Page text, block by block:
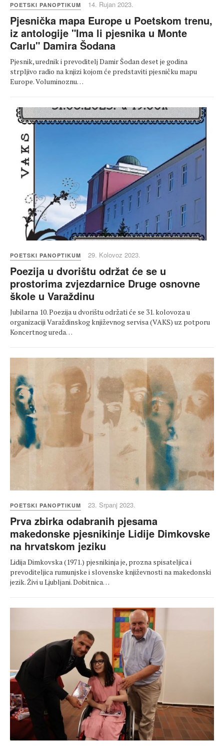
POETSKI PANOPTIKUM 14. Rujan 2023.
Pjesnička mapa Europe u Poetskom trenu,
iz antologije "Ima li pjesnika u Monte
Carlu" Damira Šodana
Pjesnik, urednik i prevoditelj Damir Šodan deset je godina
strpljivo radio na knjizi kojom će predstaviti pjesničku mapu
Europe. Voluminoznu…
POETSKI PANOPTIKUM 29. Kolovoz 2023.
Poezija u dvorištu održat će se u
prostorima zvjezdarnice Druge osnovne
škole u Varaždinu
Jubilarna 10. Poezija u dvorištu održati će se 31. kolovoza u
organizaciji Varaždinskog književnog servisa (VAKS) uz potporu
Koncertnog ureda…
POETSKI PANOPTIKUM 23. Srpanj 2023.
Prva zbirka odabranih pjesama
makedonske pjesnikinje Lidije Dimkovske
na hrvatskom jeziku
Lidija Dimkovska (1971.) pjesnikinja je, prozna spisateljica i
prevoditeljica rumunjske i slovenske književnosti na makedonski
jezik. Živi u Ljubljani. Dobitnica…